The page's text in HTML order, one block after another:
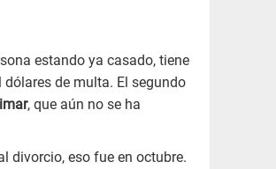
estando ya casado, tiene
de multa. El segundo
, que aún no se ha
divorcio, eso fue en octubre.